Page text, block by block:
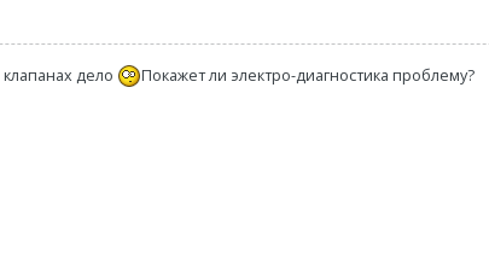
дело Покажет ли электро-диагностика проблему?